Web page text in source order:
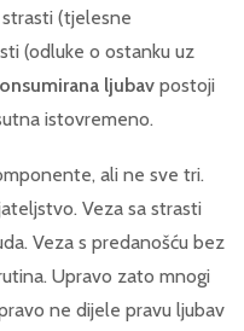
(tjelesne
(odluke o ostanku uz
ljubav postoji
istovremeno.
ali ne sve tri.
Veza sa strasti
Veza s predanošću bez
Upravo zato mnogi
ne dijele pravu ljubav